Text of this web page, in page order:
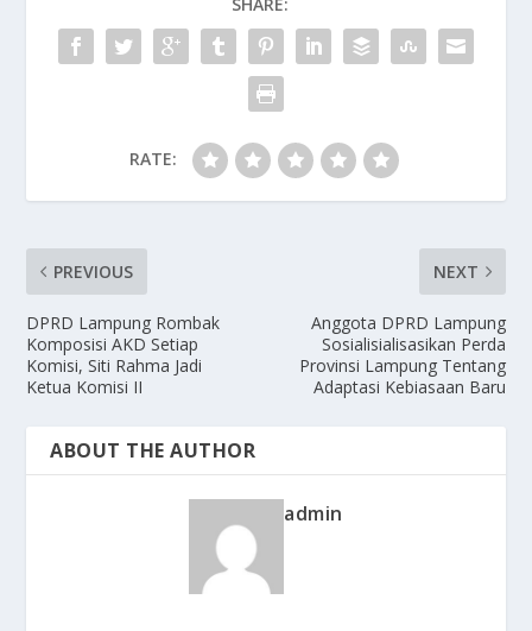
RATE:
PREVIOUS
DPRD Lampung Rombak
Komposisi AKD Setiap
Komisi, Siti Rahma Jadi
Ketua Komisi II
NEXT
Anggota DPRD Lampung
Sosialisialisasikan Perda
Provinsi Lampung Tentang
Adaptasi Kebiasaan Baru
ABOUT THE AUTHOR
admin